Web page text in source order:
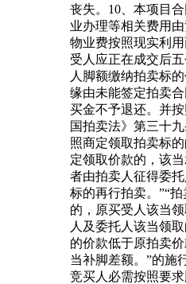
丧失。10、本项目
业办理等相关费用
物业费按照现实利
受人应正在成交后
人脚额缴纳拍卖标
缘由未能签定拍卖
买金不予退还。并
国拍卖法》第三十
照商定领取拍卖标
定领取价款的，该
者由拍卖人征得委
标的再行拍卖。”“
的，原买受人该当
人及委托人该当领
的价款低于原拍卖
当补脚差额。”的施
竞买人必需按照要求